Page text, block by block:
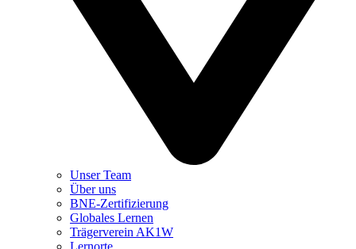
Unser Team
Über uns
BNE-Zertifizierung
Globales Lernen
Trägerverein AK1W